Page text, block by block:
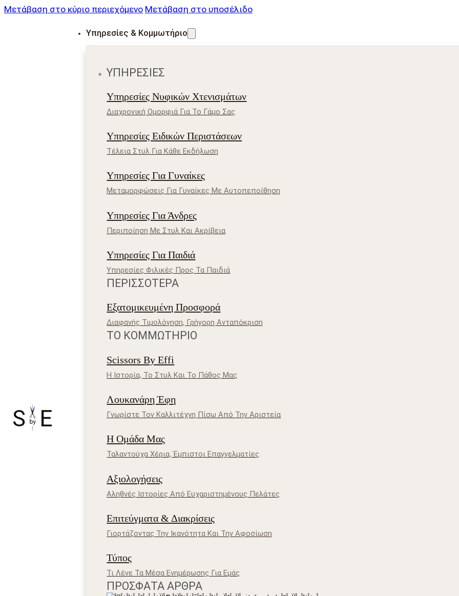
Μετάβαση στο κύριο περιεχόμενο Μετάβαση στο υποσέλιδο
Υπηρεσίες & Κομμωτήριο
ΥΠΗΡΕΣΊΕΣ
Υπηρεσίες Νυφικών Χτενισμάτων
Διαχρονική Ομορφιά Για Το Γάμο Σας
Υπηρεσίες Ειδικών Περιστάσεων
Τέλεια Στυλ Για Κάθε Εκδήλωση
Υπηρεσίες Για Γυναίκες
Μεταμορφώσεις Για Γυναίκες Με Αυτοπεποίθηση
Υπηρεσίες Για Άνδρες
Περιποίηση Με Στυλ Και Ακρίβεια
Υπηρεσίες Για Παιδιά
Υπηρεσίες Φιλικές Προς Τα Παιδιά
ΠΕΡΙΣΣΌΤΕΡΑ
Εξατομικευμένη Προσφορά
Διαφανής Τιμολόγηση, Γρήγορη Ανταπόκριση
ΤΟ ΚΟΜΜΩΤΉΡΙΟ
Scissors By Effi
Η Ιστορία, Το Στυλ Και Το Πάθος Μας
Λουκανάρη Έφη
Γνωρίστε Τον Καλλιτέχνη Πίσω Από Την Αριστεία
Η Ομάδα Μας
Ταλαντούχα Χέρια, Έμπιστοι Επαγγελματίες
Αξιολογήσεις
Αληθνές Ιστορίες Από Ευχαριστημένους Πελάτες
Επιτεύγματα & Διακρίσεις
Γιορτάζοντας Την Ικανότητα Και Την Αφοσίωση
Τύπος
Τι Λένε Τα Μέσα Ενημέρωσης Για Εμάς
ΠΡΌΣΦΑΤΑ ΆΡΘΡΑ